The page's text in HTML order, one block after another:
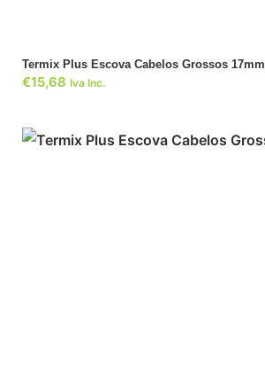
Termix Plus Escova Cabelos Grossos 17mm
€15,68 Iva Inc.